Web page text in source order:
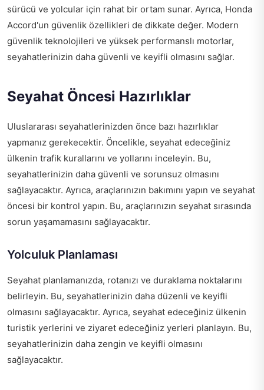
sürücü ve yolcular için rahat bir ortam sunar. Ayrıca, Honda
Accord'un güvenlik özellikleri de dikkate değer. Modern
güvenlik teknolojileri ve yüksek performanslı motorlar,
seyahatlerinizin daha güvenli ve keyifli olmasını sağlar.
Seyahat Öncesi Hazırlıklar
Uluslararası seyahatlerinizden önce bazı hazırlıklar
yapmanız gerekecektir. Öncelikle, seyahat edeceğiniz
ülkenin trafik kurallarını ve yollarını inceleyin. Bu,
seyahatlerinizin daha güvenli ve sorunsuz olmasını
sağlayacaktır. Ayrıca, araçlarınızın bakımını yapın ve seyahat
öncesi bir kontrol yapın. Bu, araçlarınızın seyahat sırasında
sorun yaşamamasını sağlayacaktır.
Yolculuk Planlaması
Seyahat planlamanızda, rotanızı ve duraklama noktalarını
belirleyin. Bu, seyahatlerinizin daha düzenli ve keyifli
olmasını sağlayacaktır. Ayrıca, seyahat edeceğiniz ülkenin
turistik yerlerini ve ziyaret edeceğiniz yerleri planlayın. Bu,
seyahatlerinizin daha zengin ve keyifli olmasını
sağlayacaktır.